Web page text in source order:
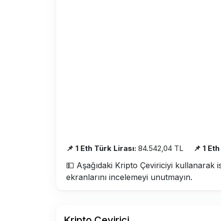
📌 1 Eth Türk Lirası: 84.542,04 TL 📌 1
💵 Aşağıdaki Kripto Çeviriciyi
ekranlarını incelemeyi unutmayın.